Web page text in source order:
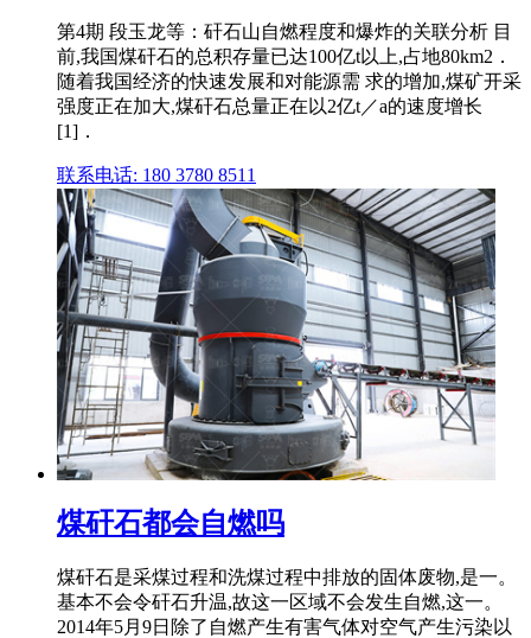
第4期 段玉龙等：矸石山自燃程度和爆炸的关联分析 目
前,我国煤矸石的总积存量已达100亿t以上,占地80km2．
随着我国经济的快速发展和对能源需 求的增加,煤矿开采
强度正在加大,煤矸石总量正在以2亿t／a的速度增长
[1]．
联系电话: 180 3780 8511
煤矸石都会自燃吗
煤矸石是采煤过程和洗煤过程中排放的固体废物,是一。
基本不会令矸石升温,故这一区域不会发生自燃,这一。
2014年5月9日除了自燃产生有害气体对空气产生污染以